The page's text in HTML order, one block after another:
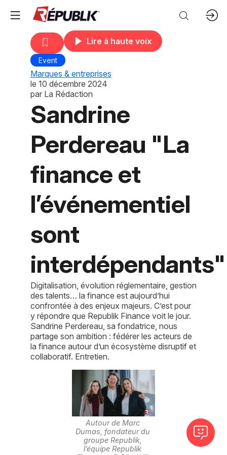
Lire à haute voix
Event
Marques & entreprises
le 10 décembre 2024
par La Rédaction
Sandrine
Perdereau "La
finance et
l’événementiel
sont
interdépendants"
Digitalisation, évolution réglementaire, gestion
des talents… la finance est aujourd’hui
confrontée à des enjeux majeurs. C’est pour
y répondre que Republik Finance voit le jour.
Sandrine Perdereau, sa fondatrice, nous
partage son ambition : fédérer les acteurs de
la finance autour d’un écosystème disruptif et
collaboratif. Entretien.
Autour de Marc
Dumas, fondateur du
groupe Republik,
l’équipe Republik